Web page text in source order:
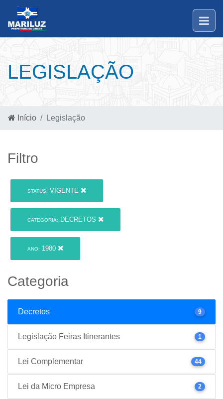
LEGISLAÇÃO
Início Legislação
Filtro
STATUS: VIGENTE
CATEGORIA: DECRETOS
ANO: 1980
Categoria
Decretos 9
Legislação Feiras Itinerantes 1
Lei Complementar 44
Lei da Micro Empresa 2